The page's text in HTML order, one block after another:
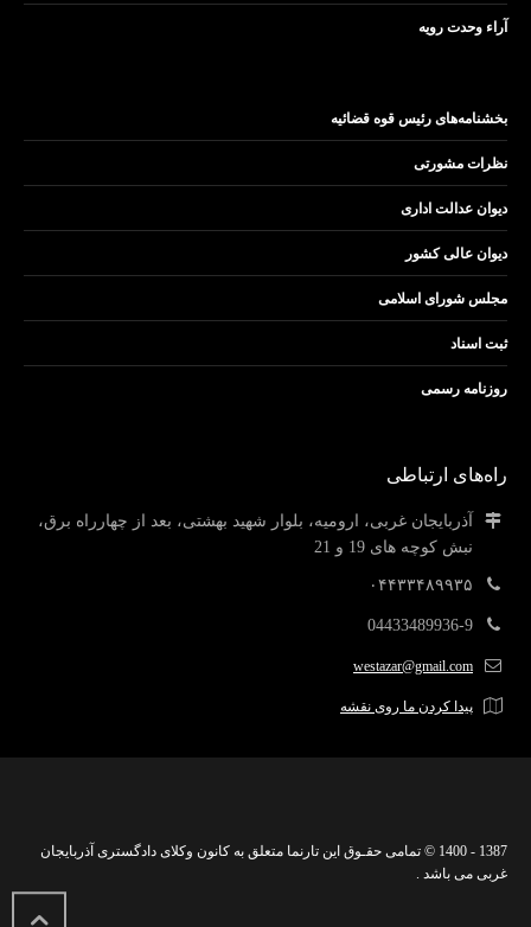
آراء وحدت رویه
بخشنامه‌های رئیس قوه قضائیه
نظرات مشورتی
دیوان عدالت اداری
دیوان عالی کشور
مجلس شورای اسلامی
ثبت اسناد
روزنامه رسمی
راه‌های ارتباطی
آذربایجان غربی، ارومیه، بلوار شهید بهشتی، بعد از چهارراه برق،
نبش کوچه های 19 و 21
۰۴۴۳۳۴۸۹۹۳۵
04433489936-9
westazar@gmail.com
پیدا کردن ما روی نقشه
1387 - 1400 © تمامی حقـوق این تارنما متعلق به کانون وکلای دادگستری آذربایجان
غربی می باشد .